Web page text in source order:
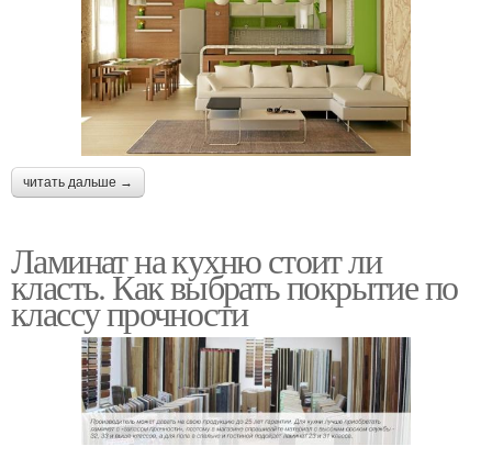
читать дальше →
Ламинат на кухню стоит ли
класть. Как выбрать покрытие по
классу прочности